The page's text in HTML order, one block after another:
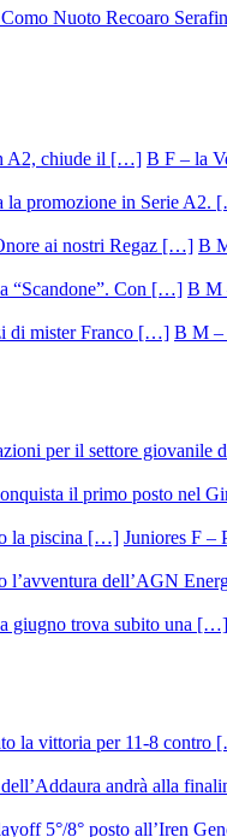
B F – la
B
B M
B M –
Juniores F –